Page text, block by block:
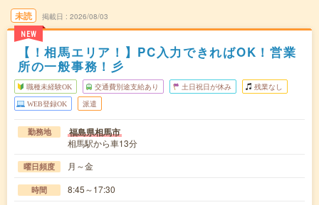
未読
NEW
掲載日 2026/08/03
【！相馬エリア！】PC入力できればOK！営業
所の一般事務！彡
職種未経験OK 交通費別途支給あり 土日祝日が休み 残業なし
WEB登録OK 派遣
勤務地 福島県相馬市
相馬駅から車13分
曜日頻度 月～金
時間 8:45～17:30